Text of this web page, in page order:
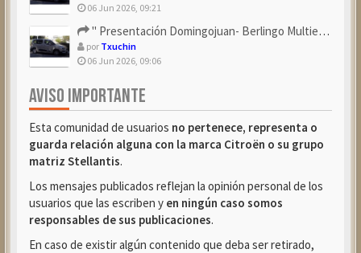
06 Jun 2026, 09:21
" Presentación Domingojuan- Berlingo Multiespace Blue ...
por Txuchin
06 Jun 2026, 09:06
AVISO IMPORTANTE
Esta comunidad de usuarios no pertenece, representa o
guarda relación alguna con la marca Citroën o su grupo
matriz Stellantis.
Los mensajes publicados reflejan la opinión personal de los
usuarios que las escriben y en ningún caso somos
responsables de sus publicaciones.
En caso de existir algún contenido que deba ser retirado,